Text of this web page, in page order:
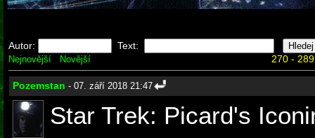
Autor: Text:
Nejnovější Novější 270 -
Pozemstan - 07. září 2018 21:47
Star Trek: Picard's